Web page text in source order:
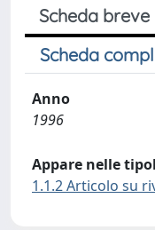
Scheda breve
Scheda
Anno
1996
Appare nelle
1.1.2 Articolo su